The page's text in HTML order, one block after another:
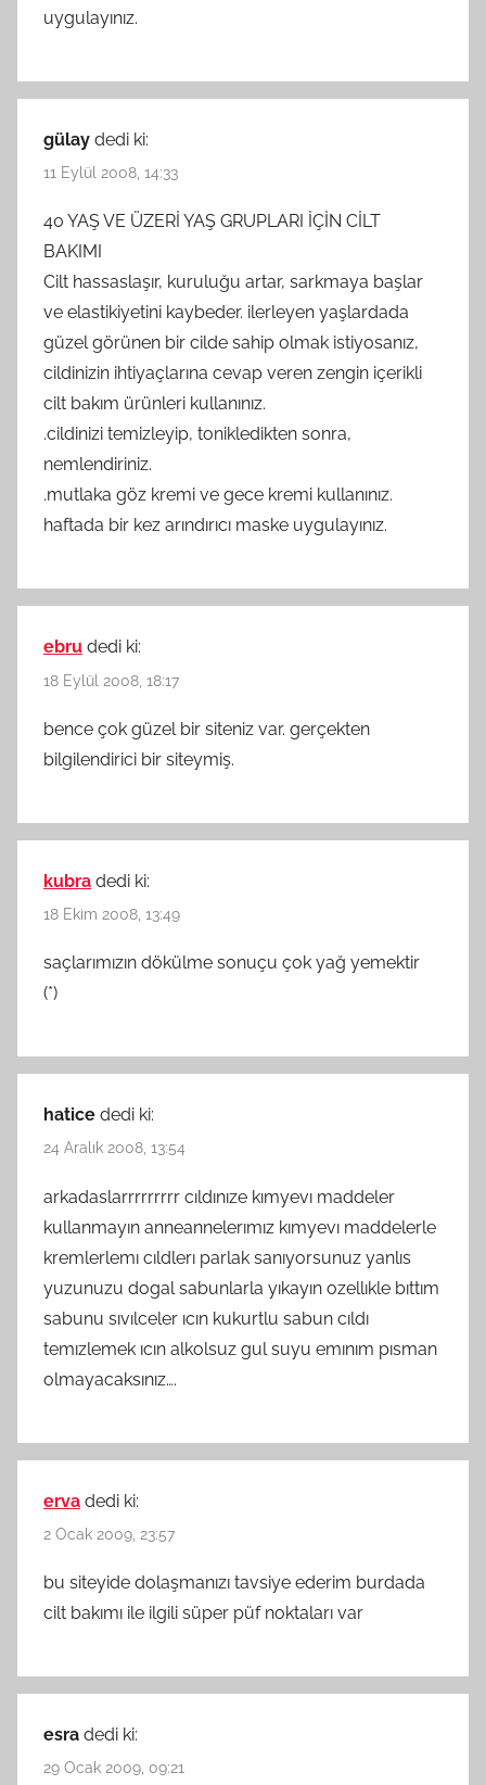
uygulayınız.
gülay dedi ki:
11 Eylül 2008, 14:33
40 YAŞ VE ÜZERİ YAŞ GRUPLARI İÇİN CİLT
BAKIMI
Cilt hassaslaşır, kuruluğu artar, sarkmaya başlar
ve elastikiyetini kaybeder. ilerleyen yaşlardada
güzel görünen bir cilde sahip olmak istiyosanız,
cildinizin ihtiyaçlarına cevap veren zengin içerikli
cilt bakım ürünleri kullanınız.
.cildinizi temizleyip, tonikledikten sonra,
nemlendiriniz.
.mutlaka göz kremi ve gece kremi kullanınız.
haftada bir kez arındırıcı maske uygulayınız.
ebru dedi ki:
18 Eylül 2008, 18:17
bence çok güzel bir siteniz var. gerçekten
bilgilendirici bir siteymiş.
kubra dedi ki:
18 Ekim 2008, 13:49
saçlarımızın dökülme sonuçu çok yağ yemektir
(*)
hatice dedi ki:
24 Aralık 2008, 13:54
arkadaslarrrrrrrrr cıldınıze kımyevı maddeler
kullanmayın anneannelerımız kımyevı maddelerle
kremlerlemı cıldlerı parlak sanıyorsunuz yanlıs
yuzunuzu dogal sabunlarla yıkayın ozellıkle bıttım
sabunu sıvılceler ıcın kukurtlu sabun cıldı
temızlemek ıcın alkolsuz gul suyu emınım pısman
olmayacaksınız….
erva dedi ki:
2 Ocak 2009, 23:57
bu siteyide dolaşmanızı tavsiye ederim burdada
cilt bakımı ile ilgili süper püf noktaları var
esra dedi ki:
29 Ocak 2009, 09:21